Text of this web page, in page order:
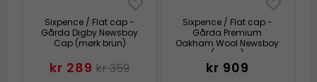
Sixpence / Flat cap -
Gårda Digby Newsboy
Cap (mørk brun)
kr 289 kr 359
Sixpence / Flat cap -
Gårda Premium
Oakham Wool Newsboy
(grønn)
kr 909